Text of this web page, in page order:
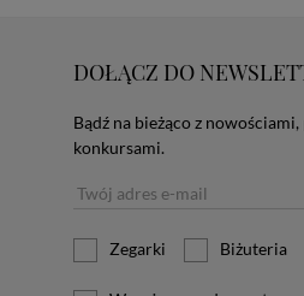
DOŁĄCZ DO
Bądź na bieżąco z
konkursami.
Zegarki Biżuteria